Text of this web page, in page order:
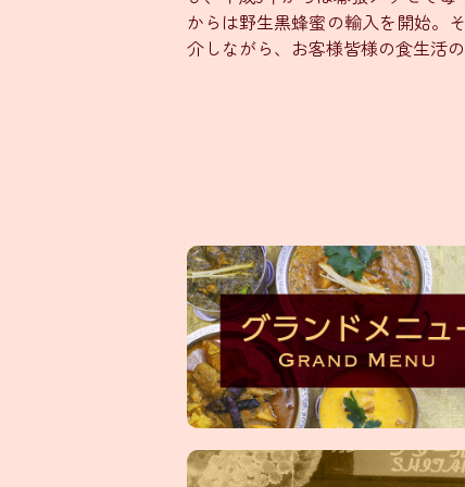
からは野生黒蜂蜜の輸入を開始。
介しながら、お客様皆様の食生活